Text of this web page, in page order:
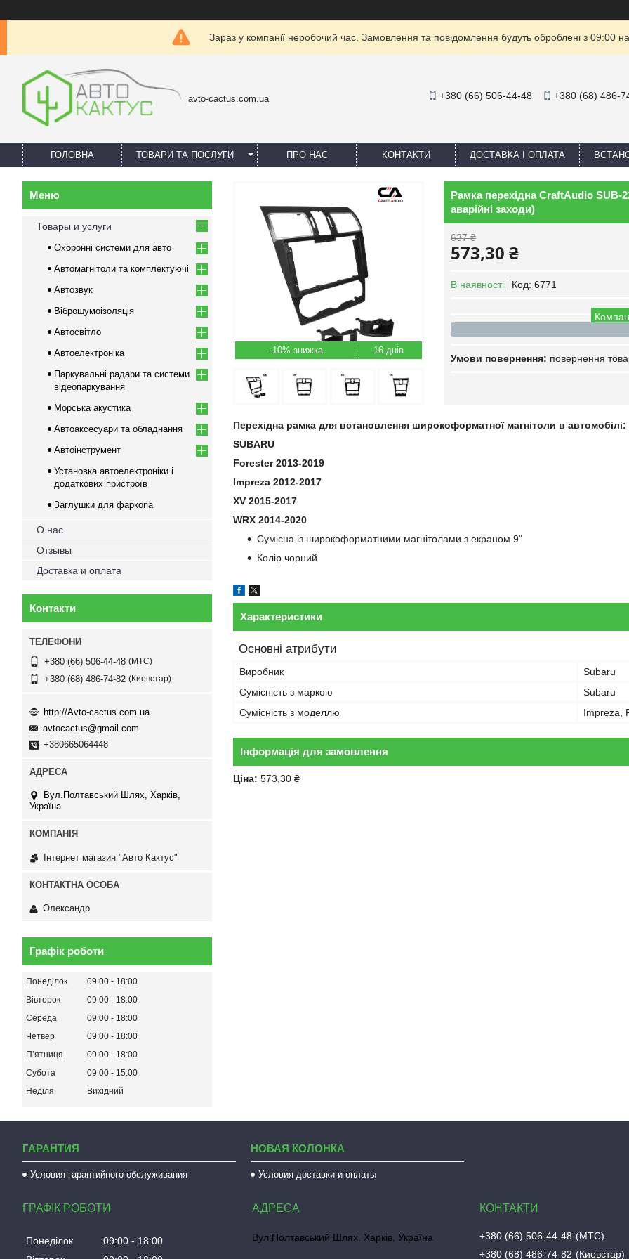
Зараз у компанії неробочий час. Замовлення та повідомлення будуть оброблені з 09:00
avto-cactus.com.ua +380 (66) 506-44-48 +380 (68) 486-
ГОЛОВНА ТОВАРИ ТА ПОСЛУГИ ПРО НАС КОНТАКТИ ДОСТАВКА І ОПЛАТА
–10% 16 днів
Рамка перехідна CraftAudio SUB-
аварійні заходи)
637 ₴
573,30 ₴
В наявності Код: 6771
повернення
Перехідна рамка для встановлення широкоформатної магнітоли в автомобілі:
SUBARU
Forester 2013-2019
Impreza 2012-2017
XV 2015-2017
WRX 2014-2020
Сумісна із широкоформатними магнітолами з екраном 9"
Колір чорний
Характеристики
Основні атрибути
Виробник
Subaru
Сумісність з маркою
Subaru
Сумісність з моделлю
Impreza,
Інформація для замовлення
Ціна: 573,30 ₴
Товары и услуги
Охоронні системи для авто
Автомагнітоли та комплектуючі
Автозвук
Віброшумоізоляція
Автосвітло
Автоелектроніка
Паркувальні радари та системи
відеопаркування
Морська акустика
Автоаксесуари та обладнання
Автоінструмент
Установка автоелектроніки і
додаткових пристроїв
Заглушки для фаркопа
О нас
Отзывы
Доставка и оплата
Контакти
+380 (66) 506-44-48 МТС
+380 (68) 486-74-82 Киевстар
http://Avto-cactus.com.ua
avtocactus@gmail.com
+380665064448
Вул.Полтавський Шлях, Харків,
Україна
Інтернет магазин "Авто Кактус"
Олександр
Графік роботи
Понеділок 09:00
18:00
Вівторок
09:00
18:00
Середа
09:00
18:00
Четвер
09:00
18:00
Пʼятниця
09:00
18:00
Субота
09:00
15:00
Неділя
Вихідний
ГАРАНТИЯ
Условия гарантийного обслуживания
НОВАЯ КОЛОНКА
Условия доставки и оплаты
ГРАФІК РОБОТИ
Понеділок 09:00
18:00
Вул.Полтавський Шлях, Харків, Україна +380 (66) 506-44-48
МТС
+380 (68) 486-74-82
Киевстар